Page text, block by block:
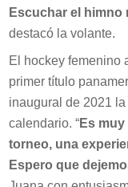
Escuchar el himno
destacó la volante.
El hockey femenino
primer título
inaugural de 2021
calendario. “Es muy
torneo, una
Espero que